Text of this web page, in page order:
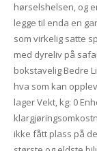
hørselshelsen, og
legge til enda en
som virkelig satte
med dyreliv på
bokstavelig Bedre
hva som kan
lager Vekt, kg: 0
ikke fått plass på